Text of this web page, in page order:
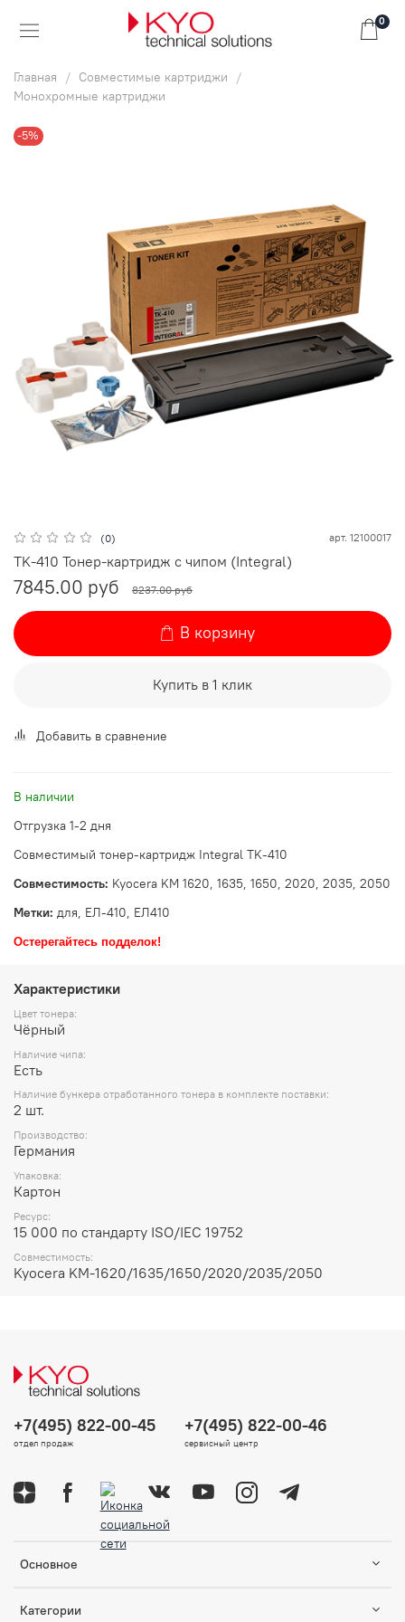
0
Главная
Совместимые картриджи
Монохромные картриджи
-5%
(0) арт. 12100017
TK-410 Тонер-картридж c чипом (Integral)
7845.00 руб 8237.00 руб
В корзину
Купить в 1 клик
Добавить в сравнение
В наличии
Отгрузка 1-2 дня
Совместимый тонер-картридж Integral TK-410
Совместимость: Kyocera KM 1620, 1635, 1650, 2020, 2035, 2050
Метки: для, ЕЛ-410, ЕЛ410
Остерегайтесь подделок!
Характеристики
Цвет тонера:
Чёрный
Наличие чипа:
Есть
Наличие бункера отработанного тонера в комплекте поставки:
2 шт.
Производство:
Германия
Упаковка:
Картон
Ресурс:
15 000 по стандарту ISO/IEC 19752
Совместимость:
Kyocera KM-1620/1635/1650/2020/2035/2050
Основное
Категории
+7(495) 822-00-45
отдел продаж
+7(495) 822-00-46
сервисный центр